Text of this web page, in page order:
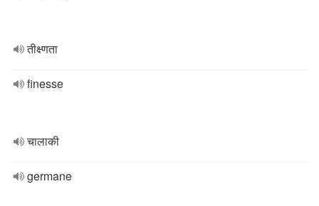
तीक्ष्णता
finesse
चालाकी
germane